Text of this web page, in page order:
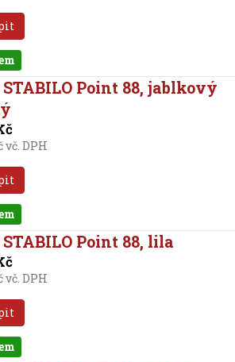
Point 88, jablkový
vč. DPH
Point 88, lila
vč. DPH